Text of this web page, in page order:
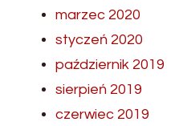
marzec 2020
styczeń 2020
październik 2019
sierpień 2019
czerwiec 2019